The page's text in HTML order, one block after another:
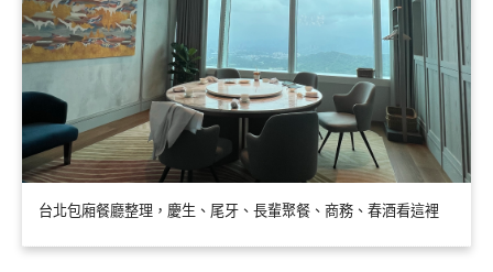
台北包廂餐廳整理，慶生、尾牙、長輩聚餐、商務、春酒看這裡